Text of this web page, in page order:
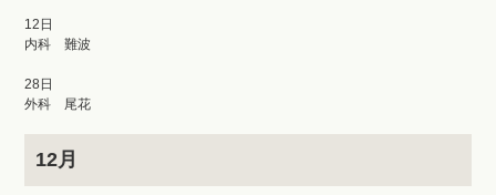
12日
内科 難波
28日
外科 尾花
12月